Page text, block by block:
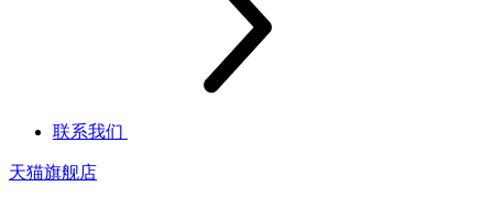
联系我们
天猫旗舰店